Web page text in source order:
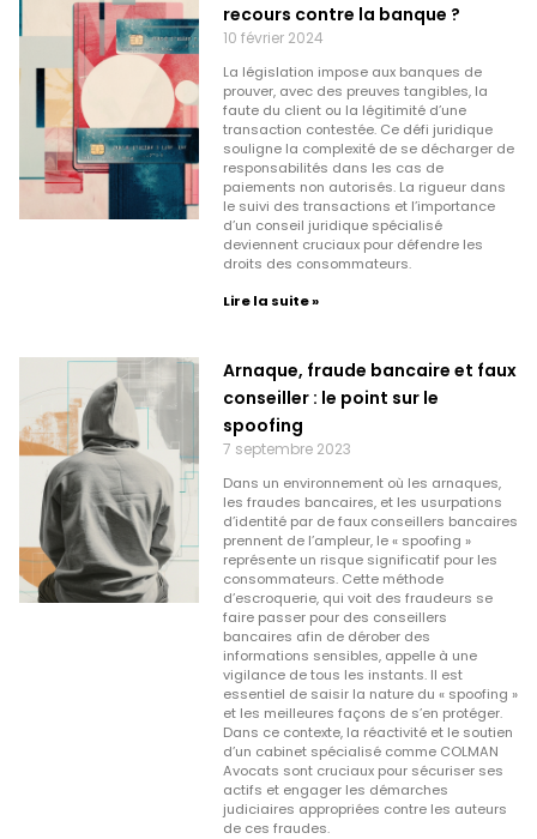
recours contre la banque ?
10 février 2024
La législation impose aux banques de
prouver, avec des preuves tangibles, la
faute du client ou la légitimité d’une
transaction contestée. Ce défi juridique
souligne la complexité de se décharger de
responsabilités dans les cas de
paiements non autorisés. La rigueur dans
le suivi des transactions et l’importance
d’un conseil juridique spécialisé
deviennent cruciaux pour défendre les
droits des consommateurs.
Lire la suite »
Arnaque, fraude bancaire et faux
conseiller : le point sur le
spoofing
7 septembre 2023
Dans un environnement où les arnaques,
les fraudes bancaires, et les usurpations
d’identité par de faux conseillers bancaires
prennent de l’ampleur, le « spoofing »
représente un risque significatif pour les
consommateurs. Cette méthode
d’escroquerie, qui voit des fraudeurs se
faire passer pour des conseillers
bancaires afin de dérober des
informations sensibles, appelle à une
vigilance de tous les instants. Il est
essentiel de saisir la nature du « spoofing »
et les meilleures façons de s’en protéger.
Dans ce contexte, la réactivité et le soutien
d’un cabinet spécialisé comme COLMAN
Avocats sont cruciaux pour sécuriser ses
actifs et engager les démarches
judiciaires appropriées contre les auteurs
de ces fraudes.